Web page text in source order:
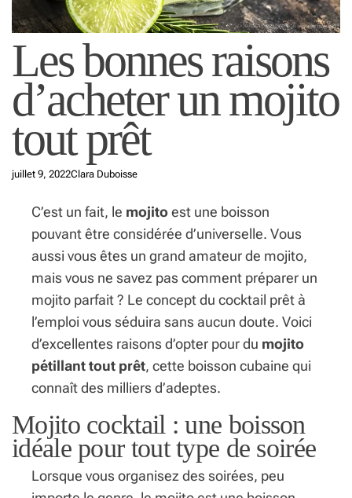
Les bonnes raisons
d’acheter un mojito
tout prêt
juillet 9, 2022Clara Duboisse
C’est un fait, le mojitoest une boisson
pouvant être considérée d’universelle. Vous
aussi vous êtes un grand amateur de mojito,
mais vous ne savez pas comment préparer un
mojito parfait ? Le concept du cocktail prêt à
l’emploi vous séduira sans aucun doute. Voici
d’excellentes raisons d’opter pour du mojito
pétillant tout prêt, cette boisson cubaine qui
connaît des milliers d’adeptes.
Mojito cocktail : une boisson
idéale pour tout type de soirée
Lorsque vous organisez des soirées, peu